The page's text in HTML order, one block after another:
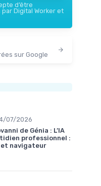
d’être
Digital Worker et
sur Google
07/2026
de Génia : L’IA
professionnel :
et navigateur